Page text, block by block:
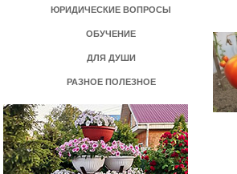
ЮРИДИЧЕСКИЕ ВОПРОСЫ
ОБУЧЕНИЕ
ДЛЯ ДУШИ
РАЗНОЕ ПОЛЕЗНОЕ